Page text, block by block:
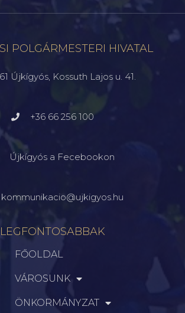
POLGÁRMESTERI HIVATAL
Újkígyós, Kossuth Lajos u. 41.
+36 66 256 100
Újkígyós a Fecebookon
kommunikacio@ujkigyos.hu
LEGFONTOSABBAK
FŐOLDAL
VÁROSUNK
ÖNKORMÁNYZAT